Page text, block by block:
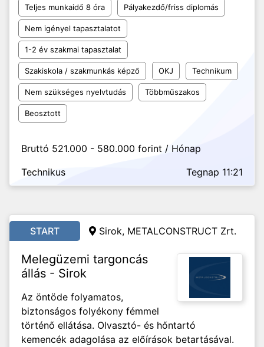
Teljes munkaidő 8 óra Pályakezdő/friss diplomás
Nem igényel tapasztalatot
1-2 év szakmai tapasztalat
Szakiskola / szakmunkás képző OKJ Technikum
Nem szükséges nyelvtudás Többműszakos
Beosztott
Bruttó 521.000 - 580.000 forint / Hónap
Technikus
Tegnap 11:21
START Sirok, METALCONSTRUCT Zrt.
Melegüzemi targoncás
állás - Sirok
Az öntöde folyamatos,
biztonságos folyékony fémmel
történő ellátása. Olvasztó- és hőntartó
kemencék adagolása az előírások betartásával.